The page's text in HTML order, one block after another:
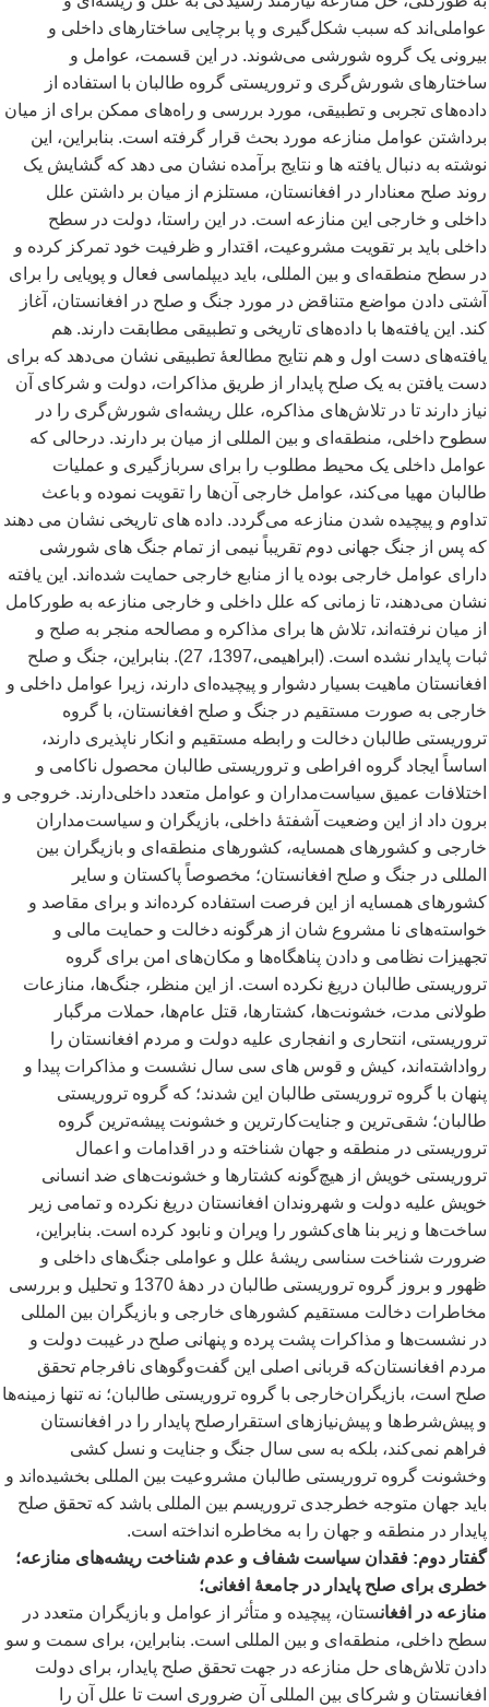
عواملی اند که سبب شکلگیری و پا برچایی ساختارهای داخلی و
بیرونی یک گروه شورشی میشوند. در این قسمت، عوامل و
ساختارهای شورشگری و تروریستی گروه طالبان با استفاده از
دادههای تجربی و تطبیقی، مورد بررسی و راههای ممکن برای از میان
برداشتن عوامل منازعه مورد بحث قرار گرفته است. بنابراین، این
نوشته به دنبال یافته ها و نتایج برآمده نشان می دهد که گشایش یک
روند صلح معنادار در افغانستان، مستلزم از میان بر داشتن علل
داخلی و خارجی این منازعه است. در این راستا، دولت در سطح
داخلی باید بر تقویت مشروعیت، اقتدار و ظرفیت خود تمرکز کرده و
در سطح منطقه ای و بین المللی، باید دیپلماسی فعال و پویایی را برای
آشتی دادن مواضع متناقض در مورد جنگ و صلح در افغانستان، آغاز
کند. این یافتهها با دادههای تاریخی و تطبیقی مطابقت دارند. هم
یافتههای دست اول و هم نتایج مطالعۀ تطبیقی نشان میدهد که برای
دست یافتن به یک صلح پایدار از طریق مذاکرات، دولت و شرکای آن
نیاز دارند تا در تلاشهای مذاکره، علل ریشه ای شورشگری را در
سطوح داخلی، منطقه ای و بین المللی از میان بر دارند. درحالی که
عوامل داخلی یک محیط مطلوب را برای سربازگیری و عملیات
طالبان مهیا میکند، عوامل خارجی آنها را تقویت نموده و باعث
تداوم و پیچیده شدن منازعه میگردد. داده های تاریخی نشان می دهند
که پس از جنگ جهانی دوم تقریباً نیمی از تمام جنگ های شورشی
دارای عوامل خارجی بوده یا از منابع خارجی حمایت شده اند. این یافته
نشان میدهند، تا زمانی که علل داخلی و خارجی منازعه به طورکامل
از میان نرفته اند، تلاش ها برای مذاکره و مصالحه منجر به صلح و
ثبات پایدار نشده است. (ابراهیمی،1397، 27). بنابراین، جنگ و صلح
افغانستان ماهیت بسیار دشوار و پیچیده ای دارند، زیرا عوامل داخلی و
خارجی به صورت مستقیم در جنگ و صلح افغانستان، با گروه
تروریستی طالبان دخالت و رابطه مستقیم و انکار ناپذیری دارند،
اساساً ایجاد گروه افراطی و تروریستی طالبان محصول ناکامی و
اختلافات عمیق سیاستمداران و عوامل متعدد داخلیدارند. خروجی و
برون داد از این وضعیت آشفتۀ داخلی، بازیگران و سیاستمداران
خارجی و کشورهای همسایه، کشورهای منطقه ای و بازیگران بین
المللی در جنگ و صلح افغانستان؛ مخصوصاً پاکستان و سایر
کشورهای همسایه از این فرصت استفاده کرده اند و برای مقاصد و
خواستههای نا مشروع شان از هرگونه دخالت و حمایت مالی و
تجهیزات نظامی و دادن پناهگاهها و مکانهای امن برای گروه
تروریستی طالبان دریغ نکرده است. از این منظر، جنگها، منازعات
طولانی مدت، خشونتها، کشتارها، قتل عامها، حملات مرگبار
تروریستی، انتحاری و انفجاری علیه دولت و مردم افغانستان را
رواداشته اند، کیش و قوس های سی سال نشست و مذاکرات پیدا و
پنهان با گروه تروریستی طالبان این شدند؛ که گروه تروریستی
طالبان؛ شقیترین و جنایتکارترین و خشونت پیشهترین گروه
تروریستی در منطقه و جهان شناخته و در اقدامات و اعمال
تروریستی خویش از هیچگونه کشتارها و خشونتهای ضد انسانی
خویش علیه دولت و شهروندان افغانستان دریغ نکرده و تمامی زیر
ساختها و زیر بنا هایکشور را ویران و نابود کرده است. بنابراین،
ضرورت شناخت سناسی ریشۀ علل و عواملی جنگهای داخلی و
ظهور و بروز گروه تروریستی طالبان در دهۀ 1370 و تحلیل و بررسی
مخاطرات دخالت مستقیم کشورهای خارجی و بازیگران بین المللی
در نشستها و مذاکرات پشت پرده و پنهانی صلح در غیبت دولت و
مردم افغانستانکه قربانی اصلی این گفتوگوهای نافرجام تحقق
صلح است، بازیگرانخارجی با گروه تروریستی طالبان؛ نه تنها زمینهها
و پیششرطها و پیشنیازهای استقرارصلح پایدار را در افغانستان
فراهم نمیکند، بلکه به سی سال جنگ و جنایت و نسل کشی
وخشونت گروه تروریستی طالبان مشروعیت بین المللی بخشیده اند و
باید جهان متوجه خطرجدی تروریسم بین المللی باشد که تحقق صلح
پایدار در منطقه و جهان را به مخاطره انداخته است.
گفتار دوم: فقدان سیاست شفاف و عدم شناخت ریشههای منازعه؛
خطری برای صلح پایدار در جامعۀ افغانی؛
منازعه در افغانستان، پیچیده و متأثر از عوامل و بازیگران متعدد در
سطح داخلی، منطقه ای و بین المللی است. بنابراین، برای سمت و سو
دادن تلاشهای حل منازعه در جهت تحقق صلح پایدار، برای دولت
افغانستان و شرکای بین المللی آن ضروری است تا علل آن را